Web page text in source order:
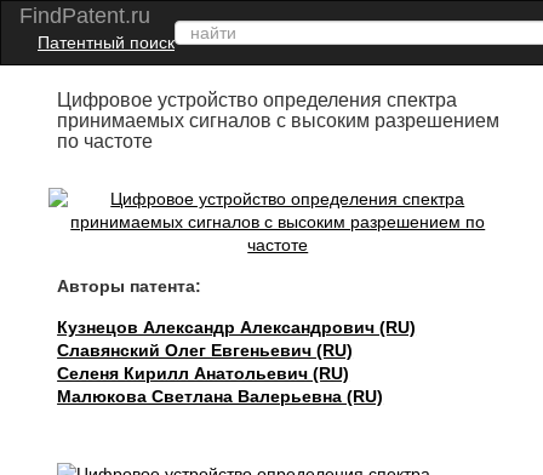
FindPatent.ru
Патентный поиск
Цифровое устройство определения спектра
принимаемых сигналов с высоким разрешением
по частоте
Авторы патента:
Кузнецов Александр Александрович (RU)
Славянский Олег Евгеньевич (RU)
Селеня Кирилл Анатольевич (RU)
Малюкова Светлана Валерьевна (RU)